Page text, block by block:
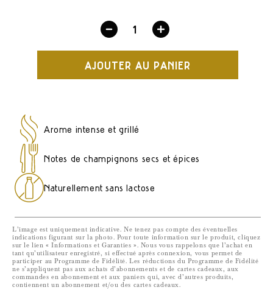
Diminuez
la
quantité
50
Produit
de
Augmentez
la
quantité
mois
Produit
AJOUTER AU PANIER
Arôme intense et grillé
Notes de champignons secs et épices
Naturellement sans lactose
L’image est uniquement indicative. Ne tenez pas compte des éventuelles
indications figurant sur la photo. Pour toute information sur le produit, cliquez
sur le lien « Informations et Garanties ». Nous vous rappelons que l’achat en
tant qu’utilisateur enregistré, si effectué après connexion, vous permet de
participer au Programme de Fidélité. Les réductions du Programme de Fidélité
ne s’appliquent pas aux achats d’abonnements et de cartes cadeaux, aux
commandes en abonnement et aux paniers qui, avec d’autres produits,
contiennent un abonnement et/ou des cartes cadeaux.